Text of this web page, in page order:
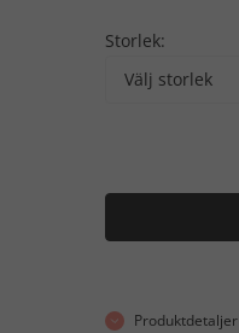
Storlek:
Välj storlek
Produktdetaljer